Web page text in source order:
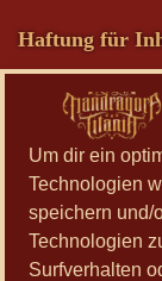
Um dir ein
Technologien
speichern und/
Technologien
Surfverhalten
Haftung für
Als
eigene Inhalte
Gesetzen
als
oder
oder nach
rechtswidrige